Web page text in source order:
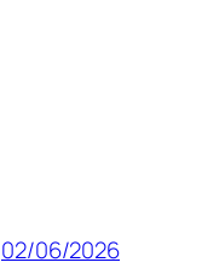
02/06/2026